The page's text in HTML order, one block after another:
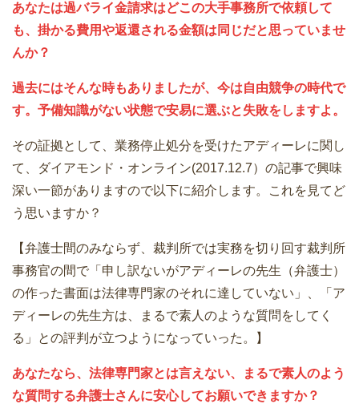
あなたは過バライ金請求はどこの大手事務所で依頼して
も、掛かる費用や返還される金額は同じだと思っていませ
んか？
過去にはそんな時もありましたが、今は自由競争の時代で
す。予備知識がない状態で安易に選ぶと失敗をしますよ。
その証拠として、業務停止処分を受けたアディーレに関し
て、ダイアモンド・オンライン(2017.12.7）の記事で興味
深い一節がありますので以下に紹介します。これを見てど
う思いますか？
【弁護士間のみならず、裁判所では実務を切り回す裁判所
事務官の間で「申し訳ないがアディーレの先生（弁護士）
の作った書面は法律専門家のそれに達していない」、「ア
ディーレの先生方は、まるで素人のような質問をしてく
る」との評判が立つようになっていった。】
あなたなら、法律専門家とは言えない、まるで素人のよう
な質問する弁護士さんに安心してお願いできますか？